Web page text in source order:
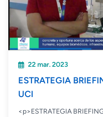
22 mar. 2023
ESTRATEGIA
UCI
<p>ESTRATEGIA